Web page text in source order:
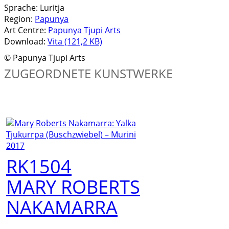
Sprache: Luritja
Region: Papunya
Art Centre: Papunya Tjupi Arts
Download: Vita (121,2 KB)
© Papunya Tjupi Arts
ZUGEORDNETE KUNSTWERKE
RK1504
MARY ROBERTS
NAKAMARRA